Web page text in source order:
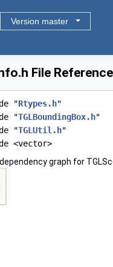
Version master
File Reference
"Rtypes.h"
"TGLBoundingBox.h"
"TGLUtil.h"
<vector>
graph for